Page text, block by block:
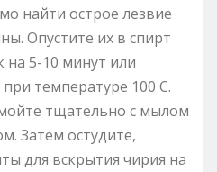
найти острое лезвие
Опустите их в спирт
на 5-10 минут или
температуре 100 С.
тщательно с мылом
Затем остудите,
для вскрытия чирия на